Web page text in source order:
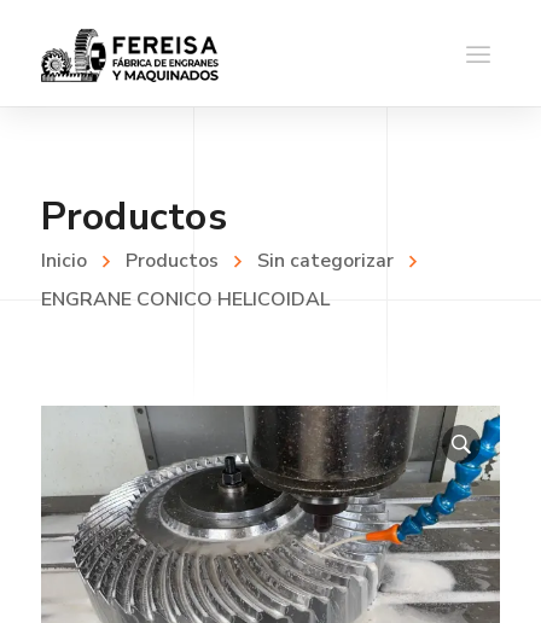
Productos
Inicio Productos
Sin categorizar
ENGRANE CONICO HELICOIDAL